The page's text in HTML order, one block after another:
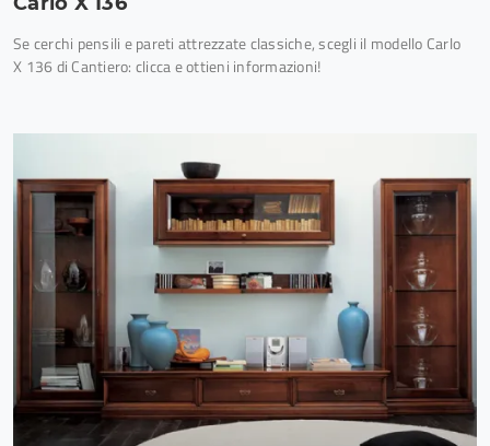
Se cerchi pensili e pareti attrezzate classiche, scegli il modello Carlo
X 136 di Cantiero: clicca e ottieni informazioni!